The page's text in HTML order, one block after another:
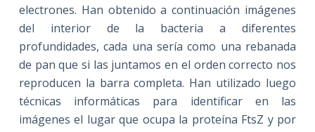
electrones. Han obtenido a continuación imágenes
del interior de la bacteria a diferentes
profundidades, cada una sería como una rebanada
de pan que si las juntamos en el orden correcto nos
reproducen la barra completa. Han utilizado luego
técnicas informáticas para identificar en las
imágenes el lugar que ocupa la proteína FtsZ y por